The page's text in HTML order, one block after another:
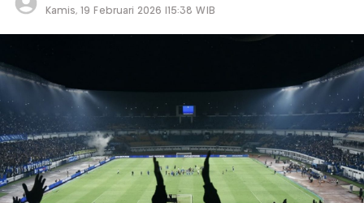
Kamis, 19 Februari 2026 |15:38 WIB